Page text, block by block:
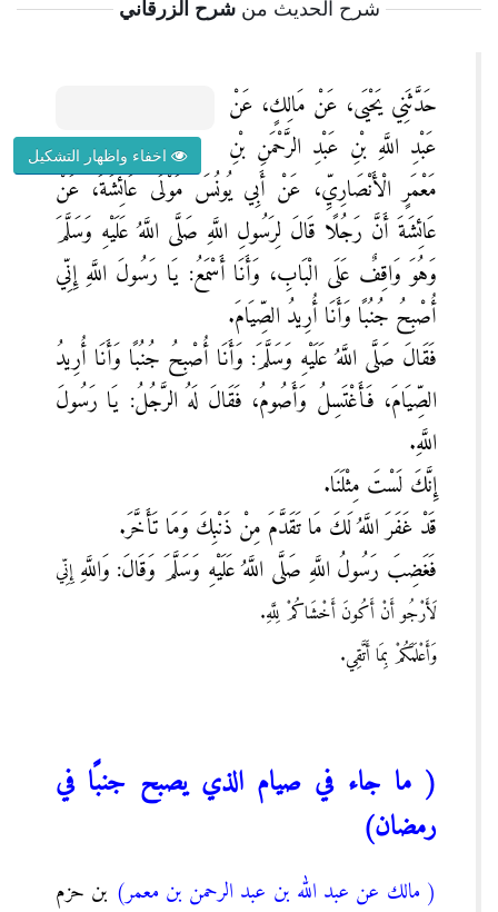
شرح الحديث منشرح الزرقاني
اخفاء واظهار التشكيل
حَدَّثَنِي يَحْيَى، عَنْ مَالِكٍ، عَنْ
عَبْدِ اللَّهِ بْنِ عَبْدِ الرَّحْمَنِ بْنِ
مَعْمَرٍ الْأَنْصَارِيِّ، عَنْ أَبِي يُونُسَ مَوْلَى عَائِشَةَ، عَنْ
عَائِشَةَ أَنَّ رَجُلًا قَالَ لِرَسُولِ اللَّهِ صَلَّى اللَّهُ عَلَيْهِ وَسَلَّمَ
وَهُوَ وَاقِفٌ عَلَى الْبَابِ، وَأَنَا أَسْمَعُ: يَا رَسُولَ اللَّهِ إِنِّي
أُصْبِحُ جُنُبًا وَأَنَا أُرِيدُ الصِّيَامَ.
فَقَالَ صَلَّى اللَّهُ عَلَيْهِ وَسَلَّمَ: وَأَنَا أُصْبِحُ جُنُبًا وَأَنَا أُرِيدُ
الصِّيَامَ، فَأَغْتَسِلُ وَأَصُومُ، فَقَالَ لَهُ الرَّجُلُ: يَا رَسُولَ
اللَّهِ.
إِنَّكَ لَسْتَ مِثْلَنَا.
قَدْ غَفَرَ اللَّهُ لَكَ مَا تَقَدَّمَ مِنْ ذَنْبِكَ وَمَا تَأَخَّرَ.
فَغَضِبَ رَسُولُ اللَّهِ صَلَّى اللَّهُ عَلَيْهِ وَسَلَّمَ وَقَالَ: وَاللَّهِإِنِّي
لَأَرْجُو أَنْ أَكُونَ أَخْشَاكُمْ لِلَّهِ.
وَأَعْلَمَكُمْ بِمَا أَتَّقِي.
( ما جاء في صيام الذي يصبح جنبًا في
رمضان)
( مالك عن عبد الله بن عبد الرحمن بن معمر) بن حزم